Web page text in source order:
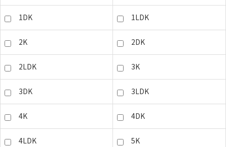
1DK 1LDK
2K 2DK
2LDK 3K
3DK 3LDK
4K 4DK
4LDK 5K